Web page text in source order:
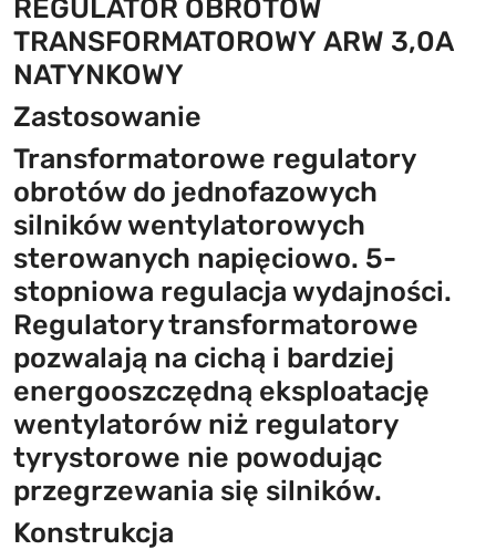
REGULATOR OBROTÓW
TRANSFORMATOROWY ARW 3,0A
NATYNKOWY
Zastosowanie
Transformatorowe regulatory
obrotów do jednofazowych
silników wentylatorowych
sterowanych napięciowo. 5-
stopniowa regulacja wydajności.
Regulatory transformatorowe
pozwalają na cichą i bardziej
energooszczędną eksploatację
wentylatorów niż regulatory
tyrystorowe nie powodując
przegrzewania się silników.
Konstrukcja